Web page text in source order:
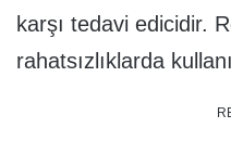
karşı tedavi edicidir.
rahatsızlıklarda